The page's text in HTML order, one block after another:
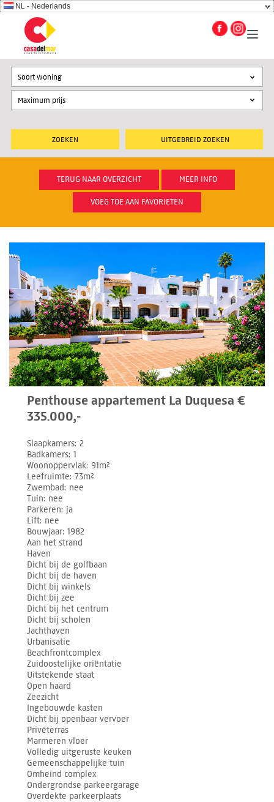
NL - Nederlands
UITGEBREID ZOEKEN
Soort woning
TERUG NAAR OVERZICHT MEER INFO
VOEG TOE AAN FAVORIETEN
Penthouse appartement La Duquesa €
335.000,-
Slaapkamers 2
Badkamers 1
Woonoppervlak 91m²
Leefruimte 73m²
Zwembad nee
Tuin nee
Parkeren ja
Lift nee
Bouwjaar 1982
Aan het strand
Haven
Dicht bij de golfbaan
Dicht bij de haven
Dicht bij winkels
Dicht bij zee
Dicht bij het centrum
Dicht bij scholen
Jachthaven
Urbanisatie
Beachfrontcomplex
Zuidoostelijke oriëntatie
Uitstekende staat
Open haard
Zeezicht
Ingebouwde kasten
Dicht bij openbaar vervoer
Privéterras
Marmeren vloer
Volledig uitgeruste keuken
Gemeenschappelijke tuin
Omheind complex
Ondergrondse parkeergarage
Overdekte parkeerplaats